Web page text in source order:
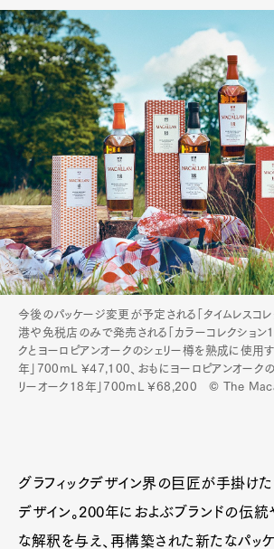
今後のパッケージ変更が予定される「タイムレスコレ
港や免税店のみで発売される「カラーコレクション
クとヨーロピアンオークのシェリー樽を熟成に使用
年」700mL ¥47,100、おもにヨーロピアンオークの
リーオーク18年」700mL ¥68,200 © The
グラフィックデザイン界の巨匠が手掛けた
デザイン。200年におよぶブランドの伝
な解釈を与え、再構築された新たなパッ